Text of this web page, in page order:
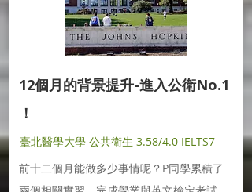
12個月的背景提升-進入公衛No.1
！
臺北醫學大學 公共衛生 3.58/4.0 IELTS7
前十二個月能做多少事情呢？P同學累積了